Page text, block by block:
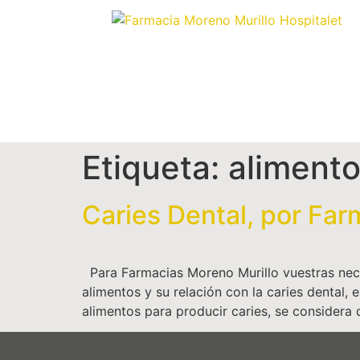
Etiqueta:
Caries Dental, por
Para Farmacias Moreno Murillo vuestras
alimentos y su relación con la caries dental,
alimentos para producir caries, se